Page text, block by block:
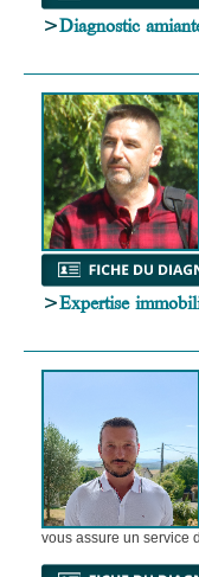
>Diagnostic
>Expertise
vous assure un service